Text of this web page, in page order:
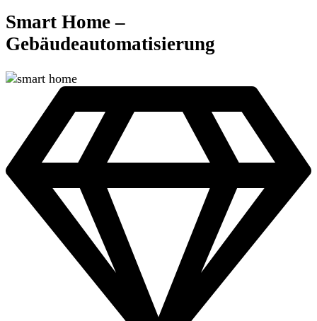
Smart Home –
Gebäudeautomatisierung